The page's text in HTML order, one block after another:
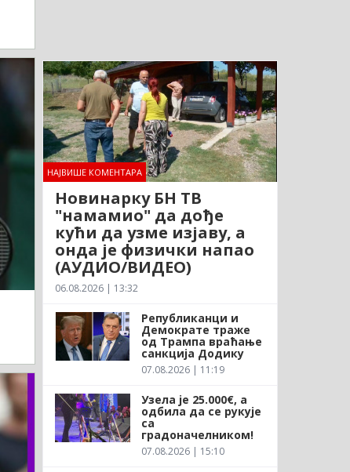
НАЈВИШЕ КОМЕНТАРА
Новинарку БН ТВ
"намамио" да дође
кући да узме изјаву, а
онда је физички напао
(АУДИО/ВИДЕО)
06.08.2026 | 13:32
Републиканци и
Демократе траже
од Трампа враћање
санкција Додику
07.08.2026 | 11:19
Узела је 25.000€, а
одбила да се рукује
са
градоначелником!
07.08.2026 | 15:10